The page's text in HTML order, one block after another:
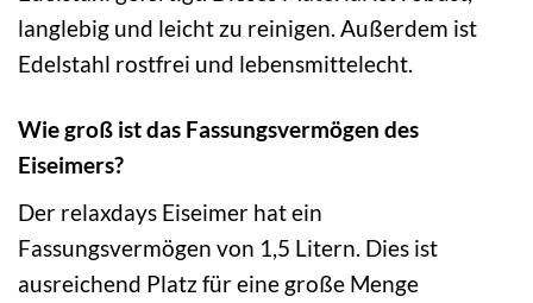
langlebig und leicht zu reinigen. Außerdem ist
Edelstahl rostfrei und lebensmittelecht.
Wie groß ist das Fassungsvermögen des
Eiseimers?
Der relaxdays Eiseimer hat ein
Fassungsvermögen von 1,5 Litern. Dies ist
ausreichend Platz für eine große Menge